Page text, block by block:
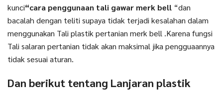
kunci“cara penggunaan tali gawar merk bell “dan
bacalah dengan teliti supaya tidak terjadi kesalahan dalam
menggunakan Tali plastik pertanian merk bell .Karena fungsi
Tali salaran pertanian tidak akan maksimal jika pengguaannya
tidak sesuai aturan.
Dan berikut tentang Lanjaran plastik